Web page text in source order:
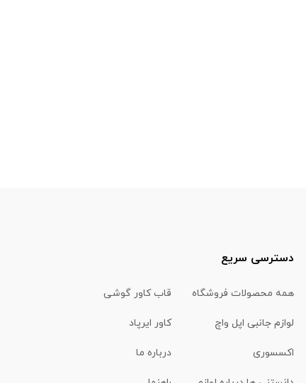
دسترسی سریع
همه محصولات فروشگاه قاب کاور گوشی
لوازم جانبی اپل واچ کاور ایرپاد
اکسسوری درباره ما